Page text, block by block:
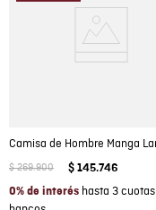
$ 269.900 $ 145.746
0% de interés hasta 3 cuotas